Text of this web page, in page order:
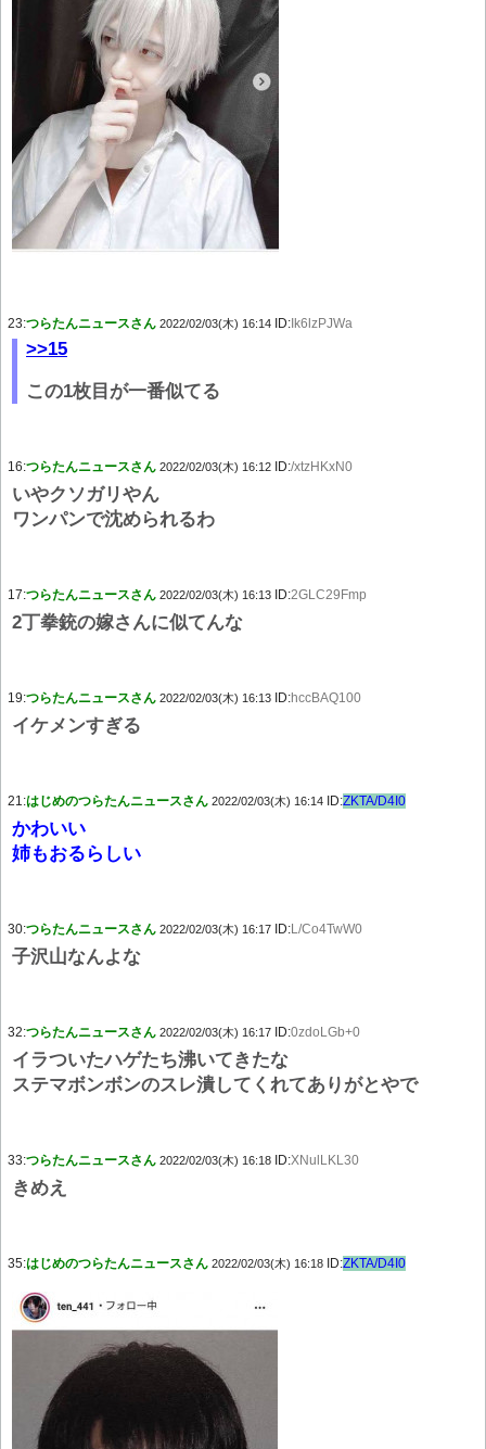
23:つらたんニュースさん 2022/02/03(木) 16:14 ID: Ik6lzPJWa
>>15
この1枚目が一番似てる
16:つらたんニュースさん 2022/02/03(木) 16:12 ID:/xtzHKxN0
いやクソガリやん
ワンパンで沈められるわ
17:つらたんニュースさん 2022/02/03(木) 16:13 ID:2GLC29Fmp
2丁拳銃の嫁さんに似てんな
19:つらたんニュースさん 2022/02/03(木) 16:13 ID:hccBAQ100
イケメンすぎる
21:はじめのつらたんニュースさん 2022/02/03(木) 16:14 ID:ZKTA/D4I0
かわいい
姉もおるらしい
30:つらたんニュースさん 2022/02/03(木) 16:17 ID:L/Co4TwW0
子沢山なんよな
32:つらたんニュースさん 2022/02/03(木) 16:17 ID:0zdoLGb+0
イラついたハゲたち沸いてきたな
ステマボンボンのスレ潰してくれてありがとやで
33:つらたんニュースさん 2022/02/03(木) 16:18 ID:XNulLKL30
きめえ
35:はじめのつらたんニュースさん 2022/02/03(木) 16:18 ID:ZKTA/D4I0